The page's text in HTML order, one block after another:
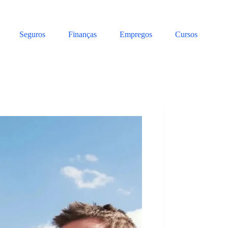
Seguros Finanças Empregos Cursos